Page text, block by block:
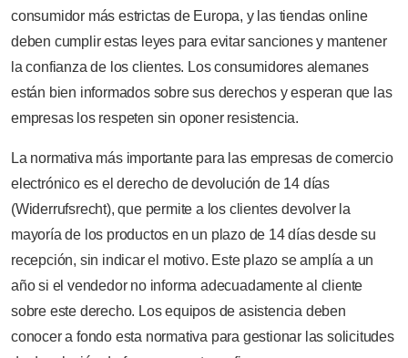
consumidor más estrictas de Europa, y las tiendas online
deben cumplir estas leyes para evitar sanciones y mantener
la confianza de los clientes. Los consumidores alemanes
están bien informados sobre sus derechos y esperan que las
empresas los respeten sin oponer resistencia.
La normativa más importante para las empresas de comercio
electrónico es el derecho de devolución de 14 días
(Widerrufsrecht), que permite a los clientes devolver la
mayoría de los productos en un plazo de 14 días desde su
recepción, sin indicar el motivo. Este plazo se amplía a un
año si el vendedor no informa adecuadamente al cliente
sobre este derecho. Los equipos de asistencia deben
conocer a fondo esta normativa para gestionar las solicitudes